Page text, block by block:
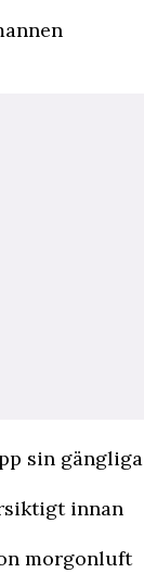
sin gängliga
innan
morgonluft